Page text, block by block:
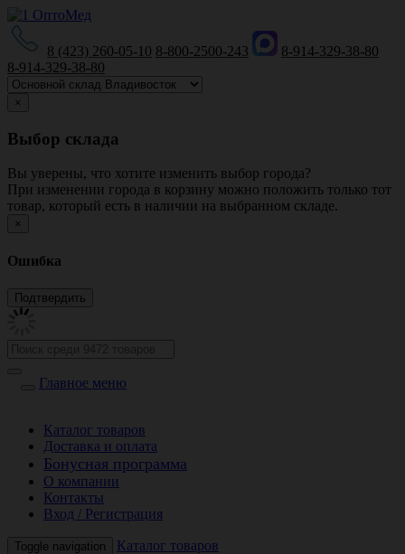
8 (423) 260-05-10 8-800-2500-243
8-914-329-38-80
8-914-329-38-80
×
Выбор склада
Вы уверены, что хотите изменить выбор города?
При изменении города в корзину можно положить только тот
товар, который есть в наличии на выбранном складе.
×
Ошибка
Главное меню
Каталог товаров
Доставка и оплата
Бонусная программа
О компании
Контакты
Вход / Регистрация
Toggle navigation Каталог товаров